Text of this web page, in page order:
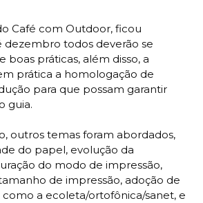
Café com Outdoor, ficou
todos deverão se
boas práticas, além disso, a
prática a homologação de
para que possam garantir
guia.
outros temas foram abordados,
do papel, evolução da
do modo de impressão,
de impressão, adoção de
como a ecoleta/ortofônica/sanet, e